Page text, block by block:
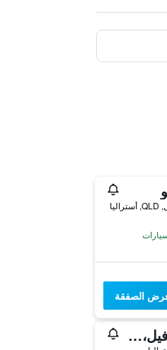
الصفقة
سيتي أواسيز إن تاونزفيل، شور ستاي كوليكشن باي بي دبلبو